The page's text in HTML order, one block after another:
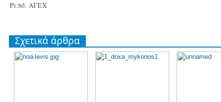
Ρεπό: ΑΓΕΧ
Σχετικά άρθρα